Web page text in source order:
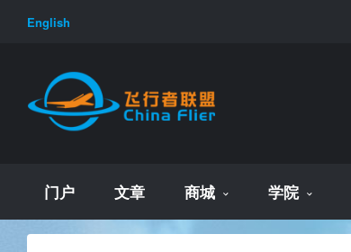
English
门户 文章 商城 学院